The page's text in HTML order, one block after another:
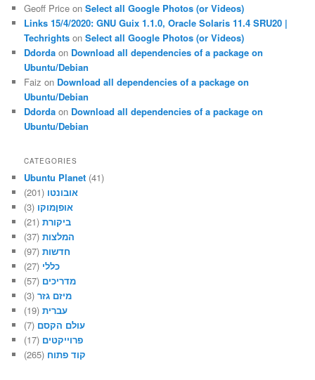
Geoff Price onSelect all Google Photos (or Videos)
Links 15/4/2020: GNU Guix 1.1.0, Oracle Solaris 11.4 SRU20 |
Techrights onSelect all Google Photos (or Videos)
Ddorda on Download all dependencies of a package on
Ubuntu/Debian
Faiz on Download all dependencies of a package on
Ubuntu/Debian
Ddorda on Download all dependencies of a package on
Ubuntu/Debian
CATEGORIES
Ubuntu Planet (41)
אובונטו (201)
אופןמוקו (3)
ביקורת(21)
המלצות(37)
חדשות(97)
כללי (27)
מדריכים (57)
מיזם גזר(3)
עברית(19)
עולם הקסם (7)
פרוייקטים (17)
קוד פתוח (265)